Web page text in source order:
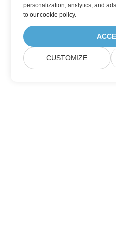
personalization, analytics, and
toour cookie policy.
CUSTOMIZE